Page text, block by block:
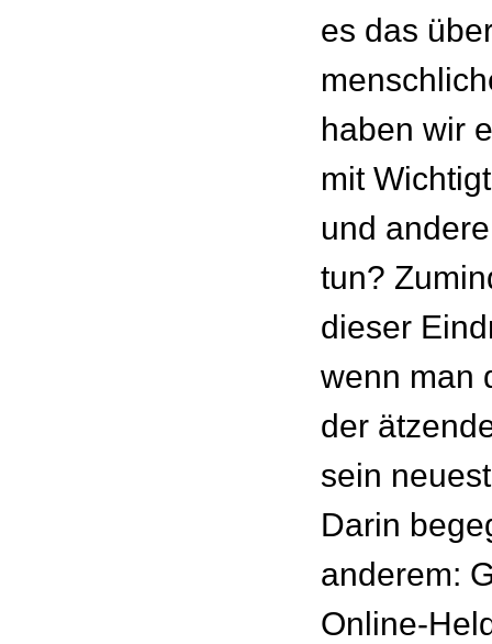
es das
haben wir
mit
und
tun?
dieser
wenn man
der
sein
Darin
anderem:
Online-